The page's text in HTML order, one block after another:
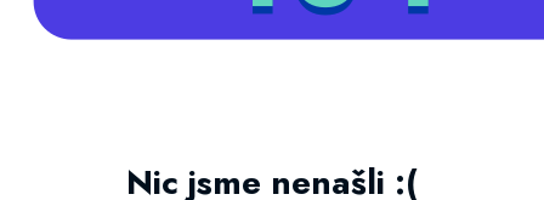
Nic jsme nenašli :(